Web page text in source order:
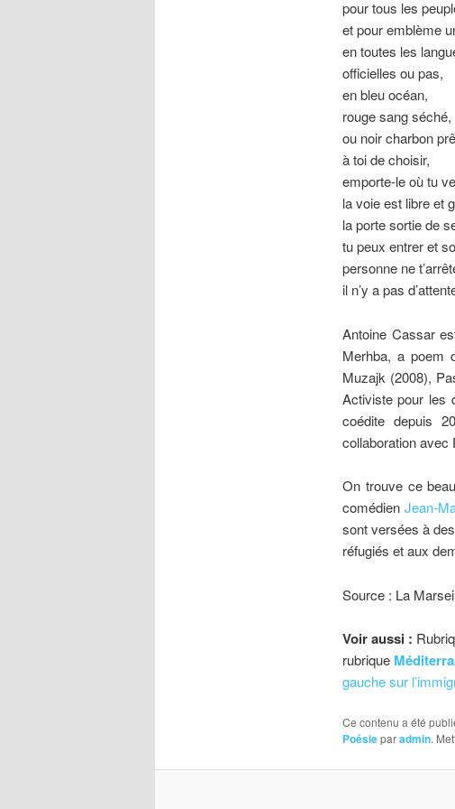
pour tous les
et pour emblème
en toutes les
officielles ou pas,
en bleu océan,
rouge sang séché,
ou noir charbon
à toi de choisir,
emporte-le où tu
la voie est libre et
la porte sortie de
tu peux entrer et
personne ne
il n’y a pas
Antoine Cassar
Merhba, a poem
Muzajk (2008),
Activiste pour les
coédite depuis
collaboration avec
On trouve ce
comédien Jean-
sont versées à
réfugiés et aux
Source : La
Voir aussi :
rubrique
gauche sur
Ce contenu a été
Poésieparadmin.